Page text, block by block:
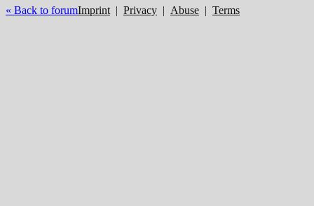
« Back to forumImprint | Privacy | Abuse | Terms